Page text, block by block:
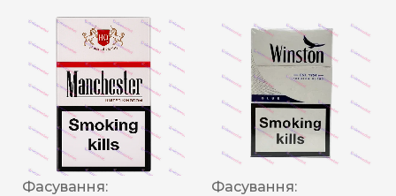
Фасування:
Фасування: